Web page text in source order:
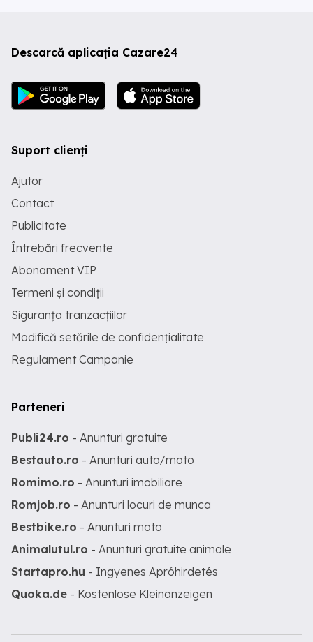
Descarcă aplicația Cazare24
Suport clienți
Ajutor
Contact
Publicitate
Întrebări frecvente
Abonament VIP
Termeni și condiții
Siguranța tranzacțiilor
Modifică setările de confidențialitate
Regulament Campanie
Parteneri
Publi24.ro - Anunturi gratuite
Bestauto.ro - Anunturi auto/moto
Romimo.ro - Anunturi imobiliare
Romjob.ro - Anunturi locuri de munca
Bestbike.ro - Anunturi moto
Animalutul.ro - Anunturi gratuite animale
Startapro.hu - Ingyenes Apróhirdetés
Quoka.de - Kostenlose Kleinanzeigen